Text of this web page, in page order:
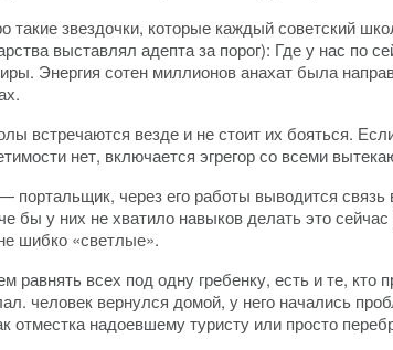
такие звездочки, которые каждый советский
выставлял адепта за порог): Где у нас
Энергия сотен миллионов анахат была
встречаются везде и не стоит их бояться.
нет, включается эгрегор со всеми
портальщик, через его работы выводится
бы у них не хватило навыков делать это
шибко «светлые».
равнять всех под одну гребенку, есть и те,
человек вернулся домой, у него начались
отместка надоевшему туристу или просто